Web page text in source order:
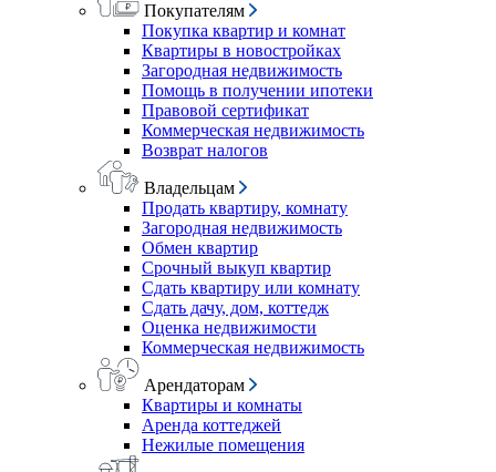
Покупателям
Покупка квартир и комнат
Квартиры в новостройках
Загородная недвижимость
Помощь в получении ипотеки
Правовой сертификат
Коммерческая недвижимость
Возврат налогов
Владельцам
Продать квартиру, комнату
Загородная недвижимость
Обмен квартир
Срочный выкуп квартир
Сдать квартиру или комнату
Сдать дачу, дом, коттедж
Оценка недвижимости
Коммерческая недвижимость
Арендаторам
Квартиры и комнаты
Аренда коттеджей
Нежилые помещения